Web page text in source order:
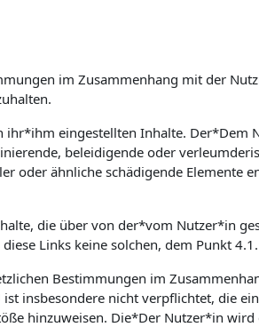
im Zusammenhang mit der
eingestellten Inhalte. Der*Dem
beleidigende oder
oder ähnliche schädigende Elemente
die über von der*vom Nutzer*in
Links keine solchen, dem Punkt
Bestimmungen im
insbesondere nicht verpflichtet, die
hinzuweisen. Die*Der Nutzer*in wird